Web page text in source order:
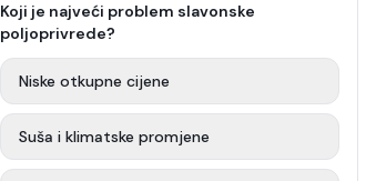
Koji je najveći problem slavonske
poljoprivrede?
Niske otkupne cijene
Suša i klimatske promjene